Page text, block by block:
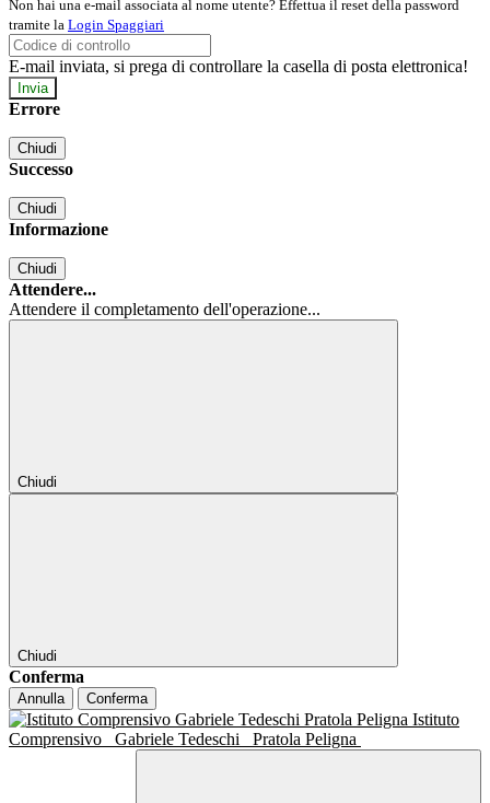
Non hai una e-mail associata al nome utente? Effettua il reset della password
tramite la Login Spaggiari
E-mail inviata, si prega di controllare la casella di posta elettronica!
Errore
Chiudi
Successo
Chiudi
Informazione
Chiudi
Attendere...
Attendere il completamento dell'operazione...
Chiudi
Chiudi
Conferma
Annulla Conferma
Istituto
Comprensivo
Gabriele Tedeschi Pratola Peligna